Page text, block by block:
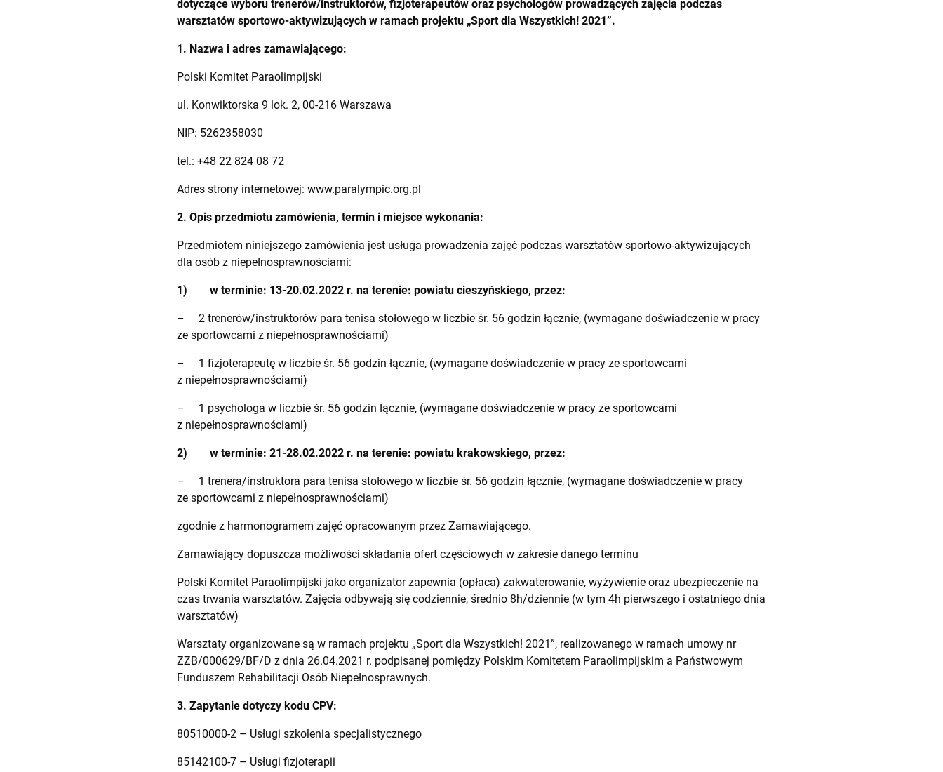
dotyczące wyboru trenerów/instruktorów, fizjoterapeutów oraz psychologów prowadzących zajęcia podczas
warsztatów sportowo-aktywizujących w ramach projektu „Sport dla Wszystkich! 2021”.
1. Nazwa i adres zamawiającego:
Polski Komitet Paraolimpijski
ul. Konwiktorska 9 lok. 2, 00-216 Warszawa
NIP: 5262358030
tel.: +48 22 824 08 72
Adres strony internetowej: www.paralympic.org.pl
2. Opis przedmiotu zamówienia, termin i miejsce wykonania:
Przedmiotem niniejszego zamówienia jest usługa prowadzenia zajęć podczas warsztatów sportowo-aktywizujących
dla osób z niepełnosprawnościami:
1) w terminie: 13-20.02.2022 r. na terenie: powiatu cieszyńskiego, przez:
– 2 trenerów/instruktorów para tenisa stołowego w liczbie śr. 56 godzin łącznie, (wymagane doświadczenie w pracy
ze sportowcami z niepełnosprawnościami)
– 1 fizjoterapeutę w liczbie śr. 56 godzin łącznie, (wymagane doświadczenie w pracy ze sportowcami
z niepełnosprawnościami)
– 1 psychologa w liczbie śr. 56 godzin łącznie, (wymagane doświadczenie w pracy ze sportowcami
z niepełnosprawnościami)
2) w terminie: 21-28.02.2022 r. na terenie: powiatu krakowskiego, przez:
– 1 trenera/instruktora para tenisa stołowego w liczbie śr. 56 godzin łącznie, (wymagane doświadczenie w pracy
ze sportowcami z niepełnosprawnościami)
zgodnie z harmonogramem zajęć opracowanym przez Zamawiającego.
Zamawiający dopuszcza możliwości składania ofert częściowych w zakresie danego terminu
Polski Komitet Paraolimpijski jako organizator zapewnia (opłaca) zakwaterowanie, wyżywienie oraz ubezpieczenie na
czas trwania warsztatów. Zajęcia odbywają się codziennie, średnio 8h/dziennie (w tym 4h pierwszego i ostatniego dnia
warsztatów)
Warsztaty organizowane są w ramach projektu „Sport dla Wszystkich! 2021”, realizowanego w ramach umowy nr
ZZB/000629/BF/D z dnia 26.04.2021 r. podpisanej pomiędzy Polskim Komitetem Paraolimpijskim a Państwowym
Funduszem Rehabilitacji Osób Niepełnosprawnych.
3. Zapytanie dotyczy kodu CPV:
80510000-2 – Usługi szkolenia specjalistycznego
85142100-7 – Usługi fizjoterapii